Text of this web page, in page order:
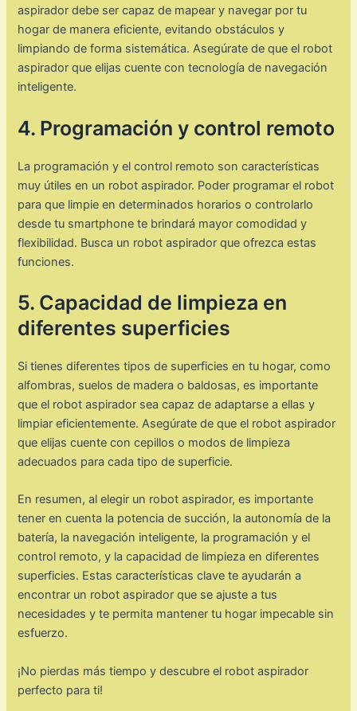
aspirador debe ser capaz de mapear y navegar por tu
hogar de manera eficiente, evitando obstáculos y
limpiando de forma sistemática. Asegúrate de que el robot
aspirador que elijas cuente con tecnología de navegación
inteligente.
4. Programación y control remoto
La programación y el control remoto son características
muy útiles en un robot aspirador. Poder programar el robot
para que limpie en determinados horarios o controlarlo
desde tu smartphone te brindará mayor comodidad y
flexibilidad. Busca un robot aspirador que ofrezca estas
funciones.
5. Capacidad de limpieza en
diferentes superficies
Si tienes diferentes tipos de superficies en tu hogar, como
alfombras, suelos de madera o baldosas, es importante
que el robot aspirador sea capaz de adaptarse a ellas y
limpiar eficientemente. Asegúrate de que el robot aspirador
que elijas cuente con cepillos o modos de limpieza
adecuados para cada tipo de superficie.
En resumen, al elegir un robot aspirador, es importante
tener en cuenta la potencia de succión, la autonomía de la
batería, la navegación inteligente, la programación y el
control remoto, y la capacidad de limpieza en diferentes
superficies. Estas características clave te ayudarán a
encontrar un robot aspirador que se ajuste a tus
necesidades y te permita mantener tu hogar impecable sin
esfuerzo.
¡No pierdas más tiempo y descubre el robot aspirador
perfecto para ti!